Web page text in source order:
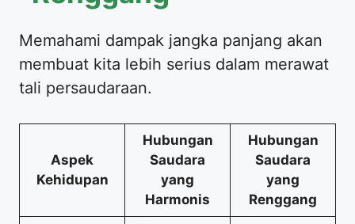
Memahami dampak jangka panjang akan
membuat kita lebih serius dalam merawat
tali persaudaraan.
Aspek
Kehidupan
Hubungan
Saudara
yang
Harmonis
Hubungan
Saudara
yang
Renggang